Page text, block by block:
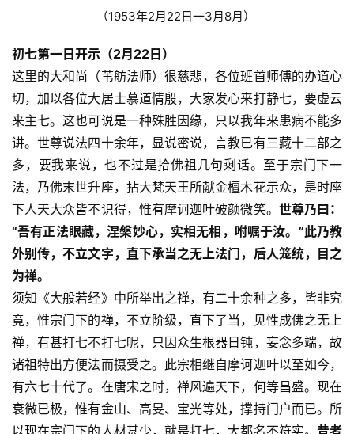
（1953年2月22日一3月8月）
初七第一日开示（2月22日）
这里的大和尚（苇舫法师）很慈悲，各位班首师傅的办道心
切，加以各位大居士慕道情殷，大家发心来打静七，要虚云
来主七。这也可说是一种殊胜因缘，只以我年来患病不能多
讲。世尊说法四十余年，显说密说，言教已有三藏十二部之
多，要我来说，也不过是拾佛祖几句剩话。至于宗门下一
法，乃佛末世升座，拈大梵天王所献金檀木花示众，是时座
下人天大众皆不识得，惟有摩诃迦叶破颜微笑。 世尊乃曰：
“吾有正法眼藏，涅槃妙心，实相无相，咐嘱于汝。”此乃教
外别传，不立文字，直下承当之无上法门，后人笼统，目之
为禅。
须知《大般若经》中所举出之禅，有二十余种之多，皆非究
竟，惟宗门下的禅，不立阶级，直下了当，见性成佛之无上
禅，有甚打七不打七呢，只因众生根器日钝，妄念多端，故
诸祖特出方便法而摄受之。此宗相继自摩诃迦叶以至如今，
有六七十代了。在唐宋之时，禅风遍天下，何等昌盛。现在
衰微已极，惟有金山、高旻、宝光等处，撑持门户而已。所
以现在宗门下的人材甚少，就是打七，大都名不符实。 昔者